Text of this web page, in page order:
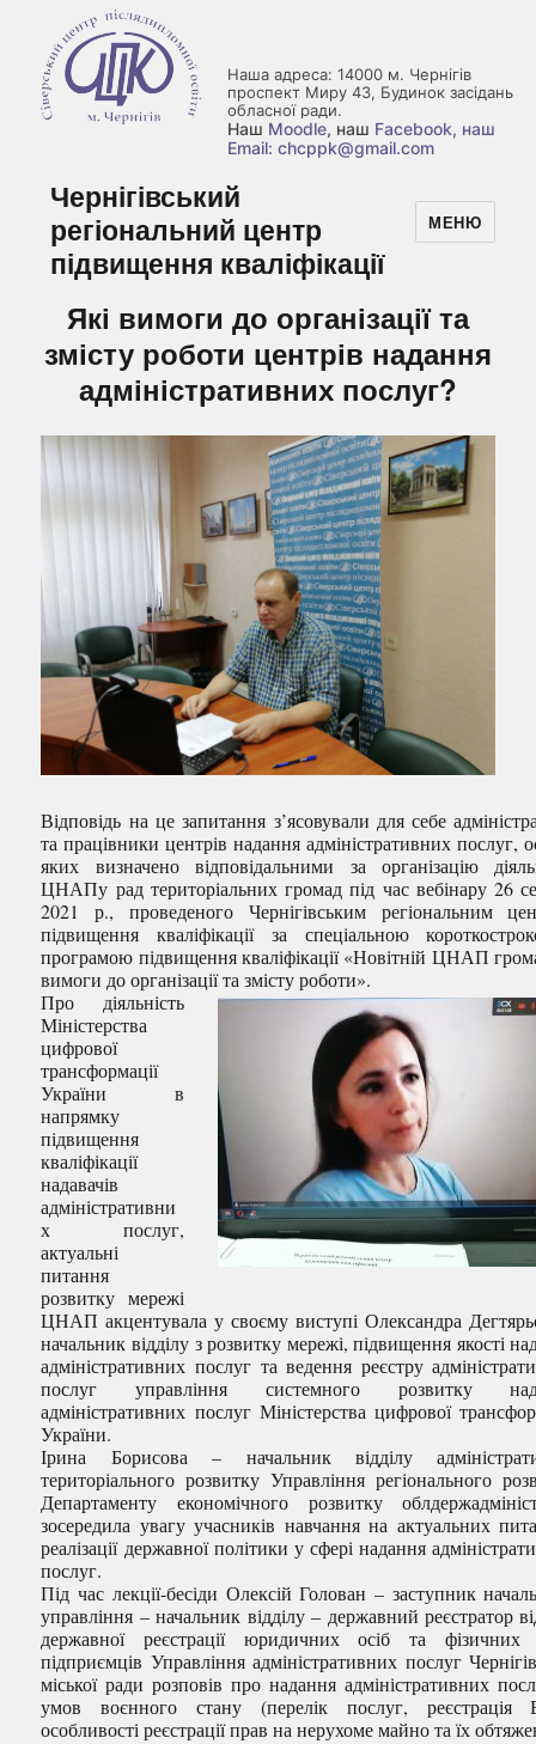
Наша адреса: 14000 м. Чернігів
проспект Миру 43, Будинок засідань
обласної ради.
Наш Moodle, наш Facebook, наш
Email: chcppk@gmail.com
Чернігівський
регіональний центр
підвищення кваліфікації
МЕНЮ
Які вимоги до організації та
змісту роботи центрів надання
адміністративних послуг?
Відповідь на це запитання з’ясовували для себе
та працівники центрів надання адміністративних послуг,
яких визначено відповідальними за організацію
ЦНАПу рад територіальних громад під час вебінару 26
2021 р., проведеного Чернігівським регіональним
підвищення кваліфікації за спеціальною
програмою підвищення кваліфікації «Новітній ЦНАП
вимоги до організації та змісту роботи».
Про діяльність
Міністерства
цифрової
трансформації
України в
напрямку
підвищення
кваліфікації
надавачів
адміністративни
х послуг,
актуальні
питання
розвитку мережі
ЦНАП акцентувала у своєму виступі Олександра
начальник відділу з розвитку мережі, підвищення якості
адміністративних послуг та ведення реєстру
послуг управління системного розвитку
адміністративних послуг Міністерства цифрової
України.
Ірина Борисова – начальник відділу
територіального розвитку Управління регіонального
Департаменту економічного розвитку
зосередила увагу учасників навчання на актуальних
реалізації державної політики у сфері надання
послуг.
Під час лекції-бесіди Олексій Голован – заступник
управління – начальник відділу – державний реєстратор
державної реєстрації юридичних осіб та фізичних
підприємців Управління адміністративних послуг
міської ради розповів про надання адміністративних
умов воєнного стану (перелік послуг,
особливості реєстрації прав на нерухоме майно та їх